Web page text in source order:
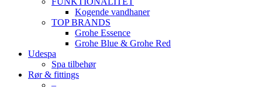
Kogende vandhaner
TOP BRANDS
Grohe Essence
Grohe Blue & Grohe Red
Udespa
Spa tilbehør
Rør & fittings
–